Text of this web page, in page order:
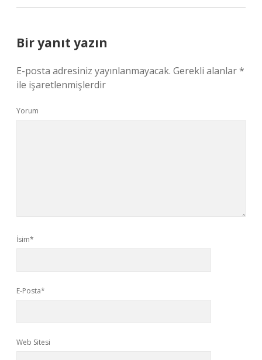
Bir yanıt yazın
E-posta adresiniz yayınlanmayacak. Gerekli alanlar*
ile işaretlenmişlerdir
Yorum
İsim*
E-Posta*
Web Sitesi